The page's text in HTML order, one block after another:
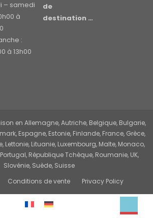
– samedi
à
:
à 13h00
de
destination …
en Allemagne, Autriche, Belgique, Bulgarie,
Espagne, Estonie, Finlande, France, Grèce,
Lettonie, Lituanie, Luxembourg, Malte, Monaco,
République Tchèque, Roumanie, UK,
Slovénie, Suède, Suisse
Conditions de vente Privacy Policy